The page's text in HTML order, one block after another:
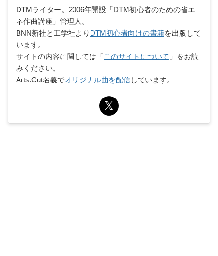
DTMライター。2006年開設「DTM初心者のための省エ
ネ作曲講座」管理人。
BNN新社と工学社より DTM初心者向けの書籍を出版して
います。
サイトの内容に関しては「このサイトについて 」をお読
みください。
Arts:Out名義でオリジナル曲を配信しています。